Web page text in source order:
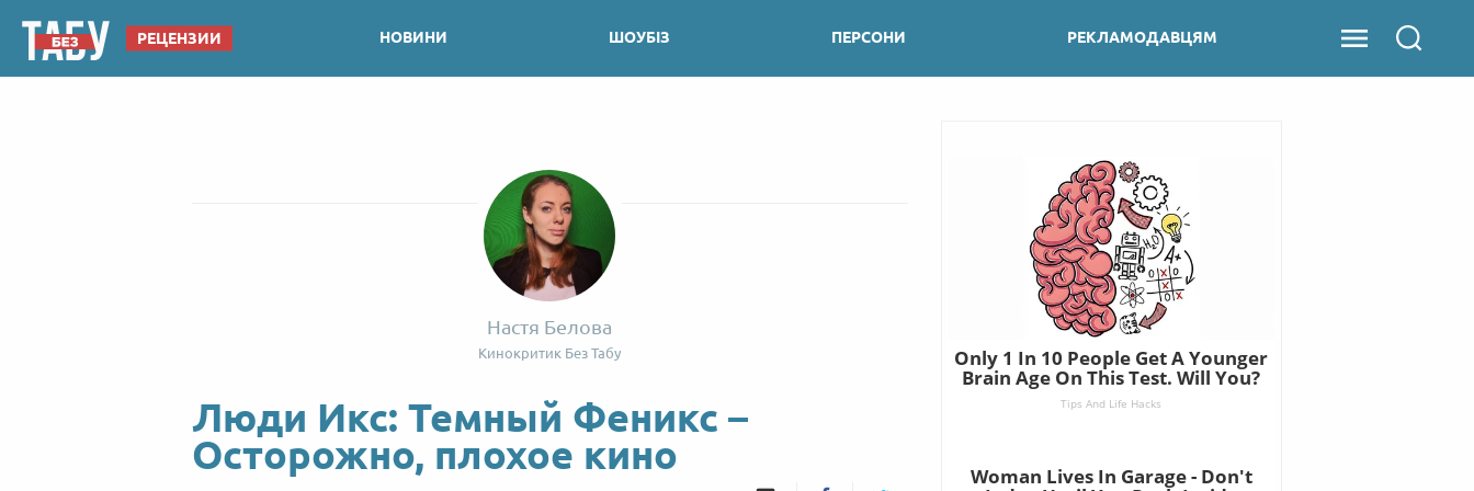
РЕЦЕНЗИИ НОВИНИ ШОУБІЗ ПЕРСОНИ РЕКЛАМОДАВЦЯМ
Настя Белова
Кинокритик Без Табу
Люди Икс: Темный Феникс –
Осторожно, плохое кино